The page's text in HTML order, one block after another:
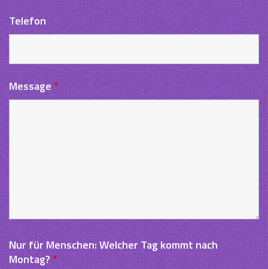
Telefon
Message *
Nur für Menschen: Welcher Tag kommt nach
Montag? *